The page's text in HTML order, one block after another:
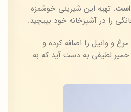
است. تهیه این شیرینی خوشمزه
را در آشپزخانه خود بپیچید.
و وانیل را اضافه کرده و
خمیر لطیفی به دست آید که به